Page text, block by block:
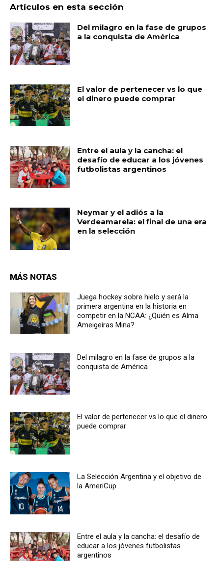
Artículos en esta sección
Del milagro en la fase de grupos
a la conquista de América
El valor de pertenecer vs lo que
el dinero puede comprar
Entre el aula y la cancha: el
desafío de educar a los jóvenes
futbolistas argentinos
Neymar y el adiós a la
Verdeamarela: el final de una era
en la selección
MÁS NOTAS
Juega hockey sobre hielo y será la
primera argentina en la historia en
competir en la NCAA: ¿Quién es Alma
Ameigeiras Mina?
Del milagro en la fase de grupos a la
conquista de América
El valor de pertenecer vs lo que el dinero
puede comprar
La Selección Argentina y el objetivo de
la AmeriCup
Entre el aula y la cancha: el desafío de
educar a los jóvenes futbolistas
argentinos